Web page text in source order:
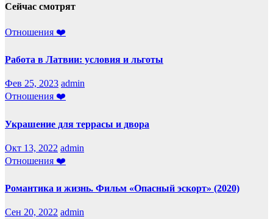
Сейчас смотрят
Отношения ❤️
Работа в Латвии: условия и льготы
Фев 25, 2023 admin
Отношения ❤️
Украшение для террасы и двора
Окт 13, 2022 admin
Отношения ❤️
Романтика и жизнь. Фильм «Опасный эскорт» (2020)
Сен 20, 2022 admin